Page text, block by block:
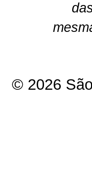
© 2026